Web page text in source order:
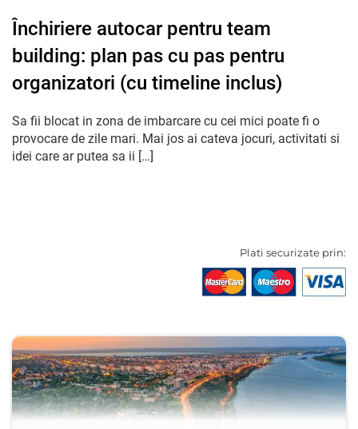
Închiriere autocar pentru team
building: plan pas cu pas pentru
organizatori (cu timeline inclus)
Sa fii blocat in zona de imbarcare cu cei mici poate fi o
provocare de zile mari. Mai jos ai cateva jocuri, activitati si
idei care ar putea sa ii […]
Plati securizate prin: